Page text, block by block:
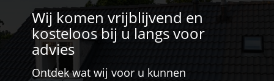
Wij komen vrijblijvend en
kosteloos bij u langs voor
advies
Ontdek wat wij voor u kunnen